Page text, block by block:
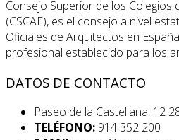
Consejo Superior de los Colegios
(CSCAE), es el consejo a nivel
Oficiales de Arquitectos en
profesional establecido para los
DATOS DE CONTACTO
Paseo de la Castellana, 12
TELÉFONO: 914 352 200